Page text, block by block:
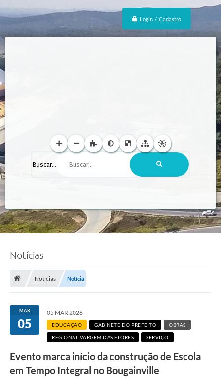
Login / Cadastro
Buscar...
Notícias
Notícias Notícia
MAR
05
05 MAR 2026
EDUCAÇÃO GABINETE DO PREFEITO OBRAS
REGIONAL VARGEM DAS FLORES SERVIÇO
Evento marca início da construção de Escola
em Tempo Integral no Bougainville
i
S
a
l
m